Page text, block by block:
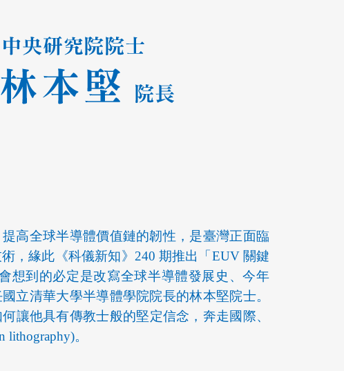
高全球半導體價值鏈的韌性，是臺灣正面臨
，緣此《科儀新知》240 期推出「EUV 關鍵
想到的必定是改寫全球半導體發展史、今年
立清華大學半導體學院院長的林本堅院士。
讓他具有傳教士般的堅定信念，奔走國際、
。